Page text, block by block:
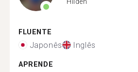
FLUENTE
Japonês Inglês
APRENDE